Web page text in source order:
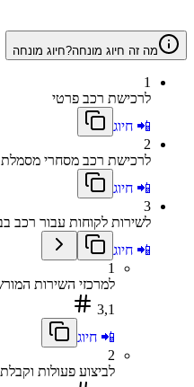
מה זה חיוג מונחה?חיוג מונחה
1
לרכישת רכב פרטי
📲 חיוג
2
לרכישת רכב מסחרי
📲 חיוג
3
לשירות לקוחות עבור רכב
📲 חיוג
1
למרכזי השירות
3,1
📲 חיוג
2
לביצוע פעולות